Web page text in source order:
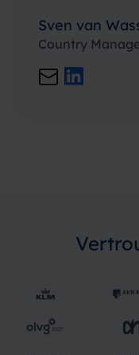
Sven van
Country